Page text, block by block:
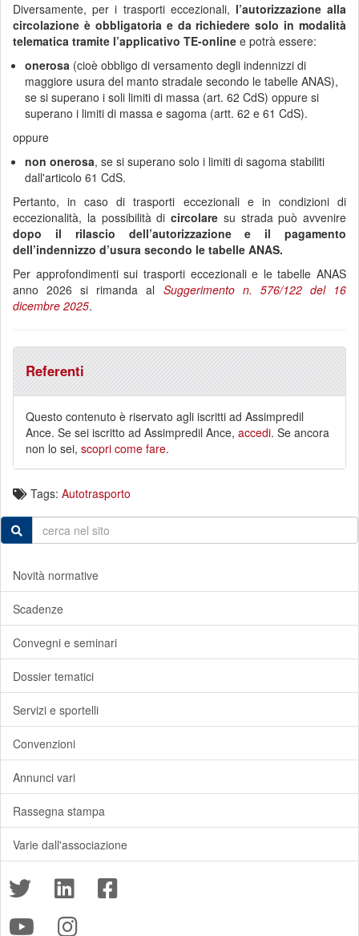
Diversamente, per i trasporti eccezionali, l’autorizzazione alla
circolazione è obbligatoria e da richiedere solo in modalità
telematica tramite l’applicativo TE-online e potrà essere:
onerosa (cioè obbligo di versamento degli indennizzi di
maggiore usura del manto stradale secondo le tabelle ANAS),
se si superano i soli limiti di massa (art. 62 CdS) oppure si
superano i limiti di massa e sagoma (artt. 62 e 61 CdS).
oppure
non onerosa, se si superano solo i limiti di sagoma stabiliti
dall'articolo 61 CdS.
Pertanto, in caso di trasporti eccezionali e in condizioni di
eccezionalità, la possibilità di circolare su strada può avvenire
dopo il rilascio dell’autorizzazione
e il pagamento
dell’indennizzo d’usura secondo le tabelle ANAS.
Per approfondimenti sui trasporti eccezionali e le tabelle ANAS
anno 2026 si rimanda al Suggerimento n. 576/122 del 16
dicembre 2025.
Referenti
Questo contenuto è riservato agli iscritti ad Assimpredil
Ance. Se sei iscritto ad Assimpredil Ance, accedi. Se ancora
non lo sei, scopri come fare.
Tags: Autotrasporto
Novità normative
Scadenze
Convegni e seminari
Dossier tematici
Servizi e sportelli
Convenzioni
Annunci vari
Rassegna stampa
Varie dall'associazione